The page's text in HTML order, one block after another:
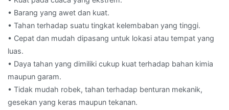
• Barang yang awet dan kuat.
• Tahan terhadap suatu tingkat kelembaban yang tinggi.
• Cepat dan mudah dipasang untuk lokasi atau tempat yang
luas.
• Daya tahan yang dimiliki cukup kuat terhadap bahan kimia
maupun garam.
• Tidak mudah robek, tahan terhadap benturan mekanik,
gesekan yang keras maupun tekanan.